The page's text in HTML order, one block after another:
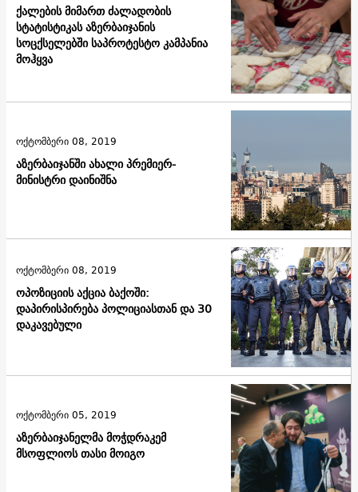
ქალების მიმართ ძალადობის
სტატისტიკას აზერბაიჯანის
სოცქსელებში საპროტესტო კამპანია
მოჰყვა
აზერბაიჯანში ახალი პრემიერ-
მინისტრი დაინიშნა
ოქტომბერი 08, 2019
ოპოზიციის აქცია ბაქოში:
დაპირისპირება პოლიციასთან და 30
დაკავებული
ოქტომბერი 08, 2019
აზერბაიჯანელმა მოჭდრაკემ
მსოფლიოს თასი მოიგო
ოქტომბერი 05, 2019